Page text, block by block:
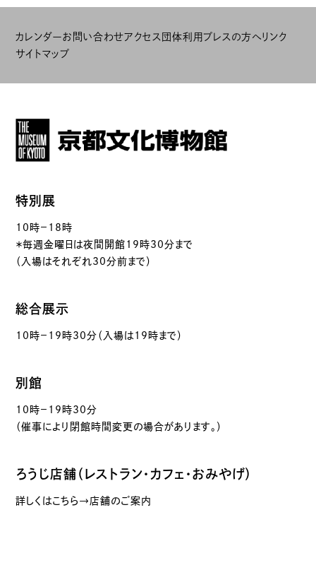
カレンダーお問い合わせアクセス 団体利用 プレスの方へリンク
サイトマップ
特別展
10時－18時
＊毎週金曜日は夜間開館19時30分まで
（入場はそれぞれ30分前まで）
総合展示
10時－19時30分（入場は19時まで）
別館
10時－19時30分
（催事により閉館時間変更の場合があります。）
ろうじ店舗（レストラン・カフェ・おみやげ）
詳しくはこちら→店舗のご案内